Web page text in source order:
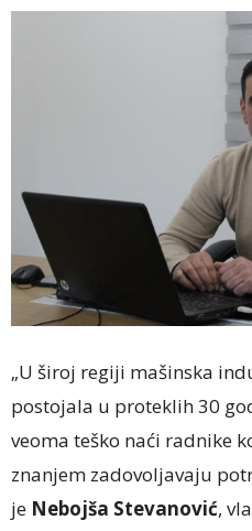
„U široj regiji mašinska
postojala u proteklih 30
veoma teško naći radnike
znanjem zadovoljavaju
je Nebojša Stevanović,